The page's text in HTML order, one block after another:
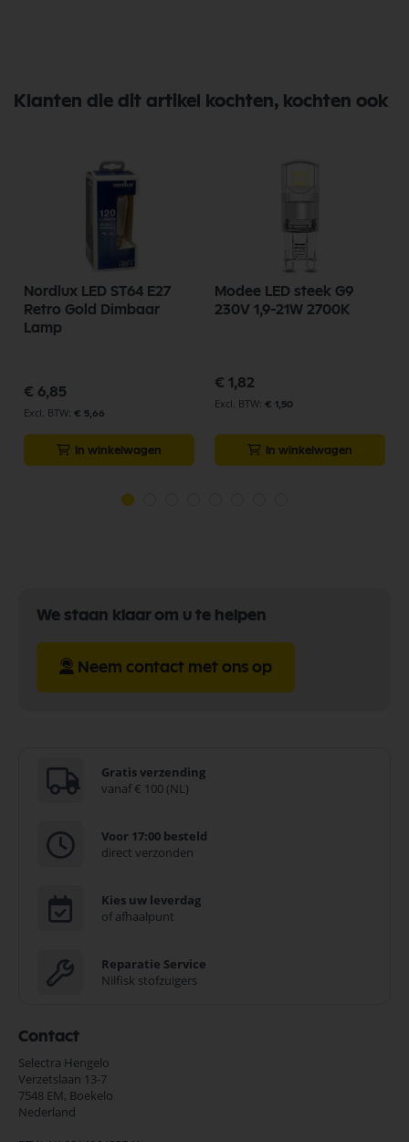
Klanten die dit artikel kochten, kochten ook
Nordlux LED ST64 E27
Retro Gold Dimbaar
Lamp
€ 6,85
€ 5,66
In winkelwagen
Modee LED steek G9
230V 1,9-21W 2700K
€ 1,82
€ 1,50
In winkelwagen
We staan klaar om u te helpen
Neem contact met ons op
Gratis verzending
vanaf € 100 (NL)
Voor 17:00 besteld
direct verzonden
Kies uw leverdag
of afhaalpunt
Reparatie Service
Nilfisk stofzuigers
Contact
Selectra Hengelo
Verzetslaan 13-7
7548 EM, Boekelo
Nederland